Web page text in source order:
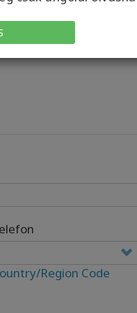
Region Code